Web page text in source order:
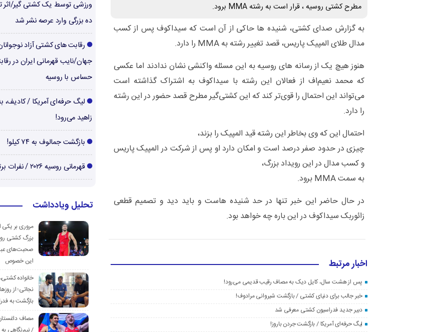
مطرح کشتی روسیه ، قرار است به رشته MMA برود.
به گزارش صدای کشتی، شنیده ها حاکی از آن است که سیداکوف پس از کسب
مدال طلای المپیک پاریس، قصد تغییر رشته به MMA را دارد.
هنوز هیچ یک از رسانه های روسیه به این مسئله واکنشی نشان ندادند اما عکسی
که محمد نعیم‌اف از فعالان این رشته با سیداکوف به اشتراک گذاشته است
می‌تواند این احتمال را قوی‌تر کند که این کشتی‌گیر مطرح قصد حضور در این رشته
را دارد.
احتمال این که وی بخاطر این رشته قید المپیک را بزند،
چیزی در حدود صفر درصد است و امکان دارد او پس از شرکت در المپیک پاریس
و کسب مدال در این رویداد بزرگ،
به سمت MMA برود.
در حال حاضر این خبر تنها در حد شنیده هاست و باید دید و تصمیم قطعی
زائوربک سیداکوف در این باره چه خواهد بود.
اخبار مرتبط
پس از هشت سال، کایل دیک به مصاف رقیب قدیمی می‌رود!
خبر جالب برای دنیای کشتی / بازگشت شیروانی مرادوف!
دبیر جدید فدراسیون کشتی معرفی شد
لیگ حرفه‌ای آمریکا / بازگشت جردن باروز!
ورزشی توسط یک کشتی گیر/اثر
ده بزرگی وارد عرصه نشر شد
رقابت های کشتی آزاد
جهان/نایب قهرمانی ایران در
حساس با روسیه
لیگ حرفه‌ای آمریکا /
زاهید می‌رود!
بازگشت جمالوف به ۷۴ کیلو!
قهرمانی روسیه ۲۰۲۶ / نفرات برتر
تحلیل ویادداشت
مروری بر یکی
بزرگ کشتی
صحبت‌های
این خصوص
خانواده
نجاتی؛ از
بازگشت به
مصاف
/ نیم‌نگاهی